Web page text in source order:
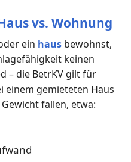
vs. Wohnung
ein haus bewohnst,
keinen
– die BetrKV gilt für
einem gemieteten Haus
fallen, etwa: